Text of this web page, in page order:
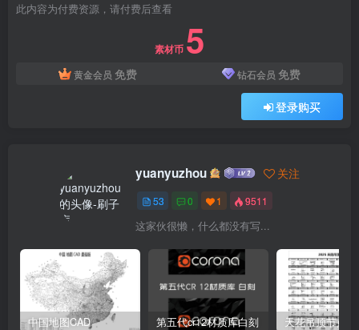
此内容为付费资源，请付费后查看
素材币 5
黄金会员 免费 钻石会员 免费
登录购买
yuanyuzhou 关注
53 0 1 9511
这家伙很懒，什么都没有写...
中国地图CAD 第五代cr12材质库白刻 天花吊顶节点